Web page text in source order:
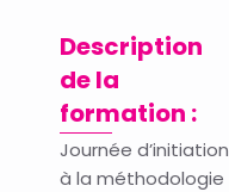
Description
de la
formation :
Journée d’initiation
à la méthodologie